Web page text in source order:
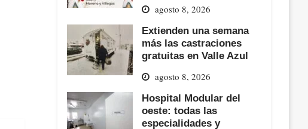
agosto 8, 2026
Extienden una semana
más las castraciones
gratuitas en Valle Azul
agosto 8, 2026
Hospital Modular del
oeste: todas las
especialidades y